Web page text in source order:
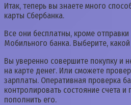
Итак, теперь вы знаете много
карты Сбербанка.
Все они бесплатны, кроме
Мобильного банка. Выберите,
Вы уверенно совершите покупку и
на карте денег. Или сможете
зарплаты. Оперативная проверка
контролировать состояние счета и
пополнить его.